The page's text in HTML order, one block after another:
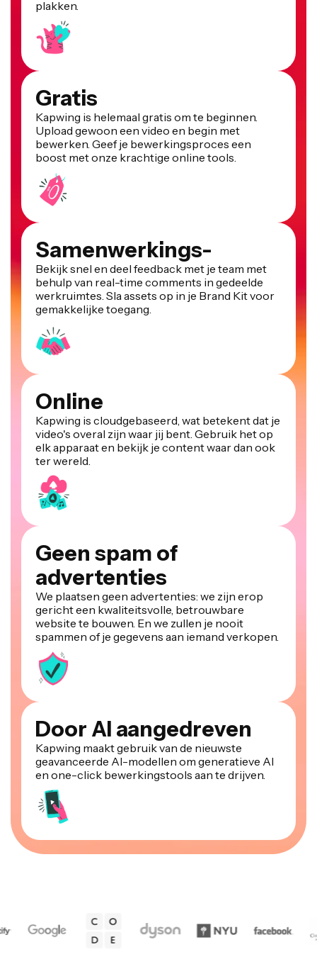
Gratis
Kapwing is helemaal gratis om te beginnen.
Upload gewoon een video en begin met
bewerken. Geef je bewerkingsproces een
boost met onze krachtige online tools.
Samenwerkings-
Bekijk snel en deel feedback met je team met
behulp van real-time comments in gedeelde
werkruimtes. Sla assets op in je Brand Kit voor
gemakkelijke toegang.
Online
Kapwing is cloudgebaseerd, wat betekent dat je
video's overal zijn waar jij bent. Gebruik het op
elk apparaat en bekijk je content waar dan ook
ter wereld.
Geen spam of
advertenties
We plaatsen geen advertenties: we zijn erop
gericht een kwaliteitsvolle, betrouwbare
website te bouwen. En we zullen je nooit
spammen of je gegevens aan iemand verkopen.
Door AI aangedreven
Kapwing maakt gebruik van de nieuwste
geavanceerde AI-modellen om generatieve AI
en one-click bewerkingstools aan te drijven.